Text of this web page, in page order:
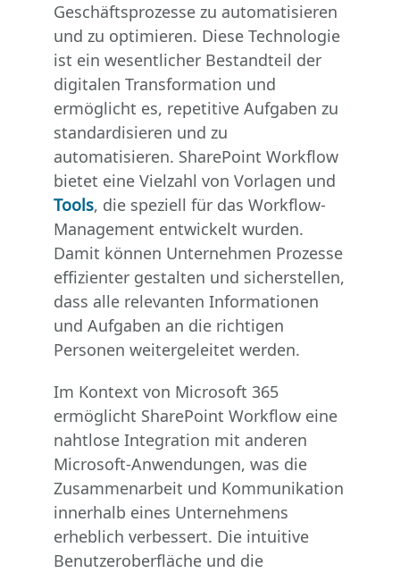
Geschäftsprozesse zu automatisieren
und zu optimieren. Diese Technologie
ist ein wesentlicher Bestandteil der
digitalen Transformation und
ermöglicht es, repetitive Aufgaben zu
standardisieren und zu
automatisieren. SharePoint Workflow
bietet eine Vielzahl von Vorlagen und
Tools, die speziell für das Workflow-
Management entwickelt wurden.
Damit können Unternehmen Prozesse
effizienter gestalten und sicherstellen,
dass alle relevanten Informationen
und Aufgaben an die richtigen
Personen weitergeleitet werden.
Im Kontext von Microsoft 365
ermöglicht SharePoint Workflow eine
nahtlose Integration mit anderen
Microsoft-Anwendungen, was die
Zusammenarbeit und Kommunikation
innerhalb eines Unternehmens
erheblich verbessert. Die intuitive
Benutzeroberfläche und die